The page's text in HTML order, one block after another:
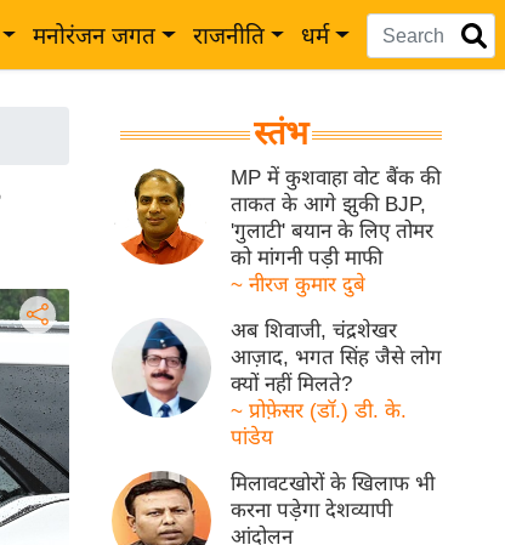
मनोरंजन जगत राजनीति धर्म
स्तंभ
MP में कुशवाहा वोट बैंक की
ताकत के आगे झुकी BJP,
'गुलाटी' बयान के लिए तोमर
को मांगनी पड़ी माफी
~ नीरज कुमार दुबे
अब शिवाजी, चंद्रशेखर
आज़ाद, भगत सिंह जैसे लोग
क्यों नहीं मिलते?
~ प्रोफ़ेसर (डॉ.) डी. के.
पांडेय
मिलावटखोरों के खिलाफ भी
करना पड़ेगा देशव्यापी
आंदोलन